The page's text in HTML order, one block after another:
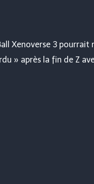
Xenoverse 3
» après la fin de Z